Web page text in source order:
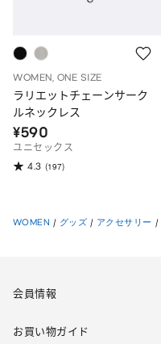
WOMEN, ONE SIZE
ラリエットチェーンサーク
ルネックレス
¥590
ユニセックス
4.3 (197)
WOMEN / グッズ / アクセサリー /
会員情報
お買い物ガイド